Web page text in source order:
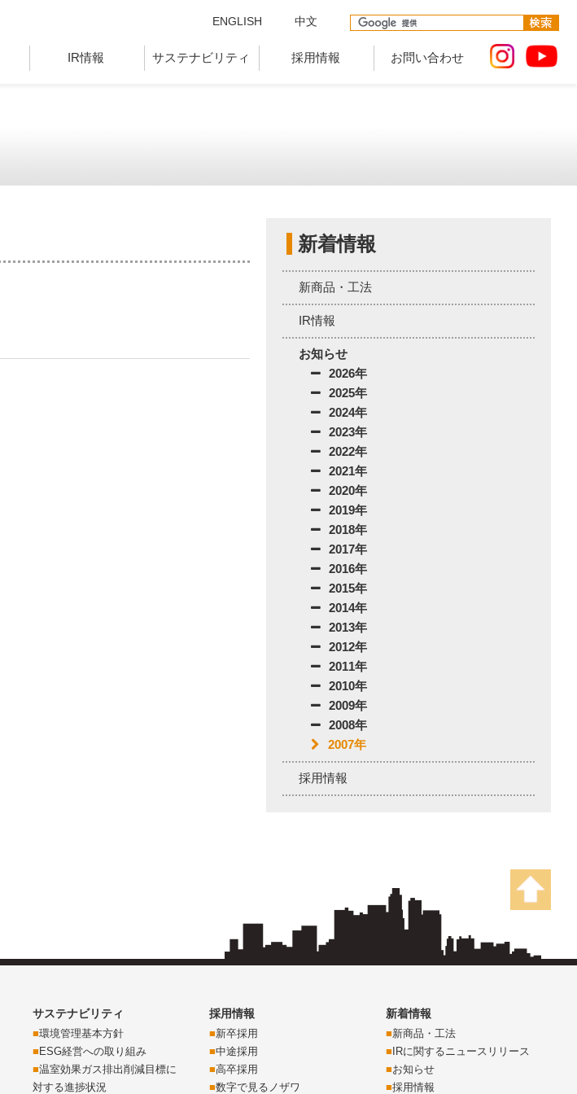
ENGLISH 中文
IR情報 サステナビリティ 採用情報 お問い合わせ
新着情報
新商品・工法
IR情報
お知らせ
2026年
2025年
2024年
2023年
2022年
2021年
2020年
2019年
2018年
2017年
2016年
2015年
2014年
2013年
2012年
2011年
2010年
2009年
2008年
2007年
採用情報
サステナビリティ
環境管理基本方針
ESG経営への取り組み
温室効果ガス排出削減目標に
対する進捗状況
採用情報
新卒採用
中途採用
高卒採用
数字で見るノザワ
新着情報
新商品・工法
IRに関するニュースリリース
お知らせ
採用情報